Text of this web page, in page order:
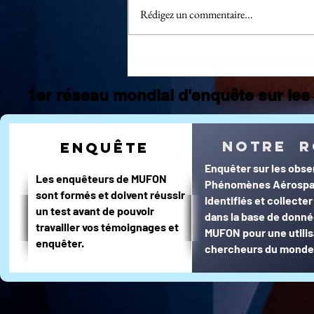
CMS Juillet
2026 : la
France sous
surveillance,
la Zone France
en première
ligne
Rédigez un commentaire...
1er réseau mondial d'enquête sur
enquête
Les enquêteurs de MUFON
sont formés et doivent réussir
un test avant de pouvoir
travailler vos témoignages et
enquêter.
notre
Enquêter sur les
Phénomènes
Identifiés et collecter
dans la base de
MUFON pour une
chercheurs du